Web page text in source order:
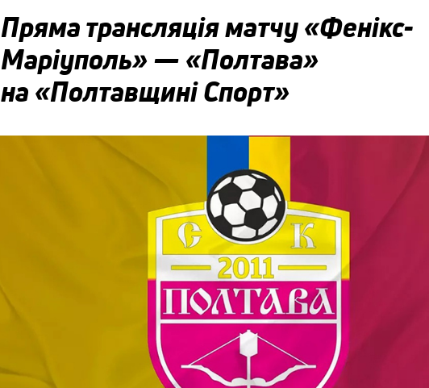
Пряма трансляція матчу «Фенікс-
Маріуполь» — «Полтава»
на «Полтавщині Спорт»